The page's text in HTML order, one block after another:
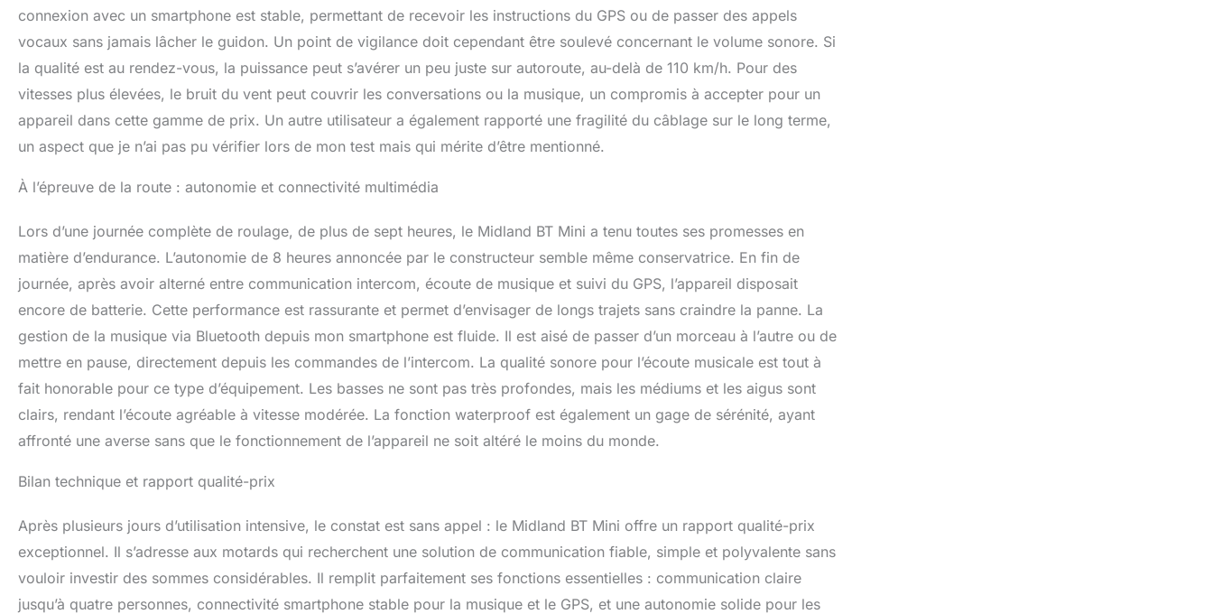
connexion avec un smartphone est stable, permettant de recevoir les instructions du GPS ou de passer des appels
vocaux sans jamais lâcher le guidon. Un point de vigilance doit cependant être soulevé concernant le volume sonore. Si
la qualité est au rendez-vous, la puissance peut s’avérer un peu juste sur autoroute, au-delà de 110 km/h. Pour des
vitesses plus élevées, le bruit du vent peut couvrir les conversations ou la musique, un compromis à accepter pour un
appareil dans cette gamme de prix. Un autre utilisateur a également rapporté une fragilité du câblage sur le long terme,
un aspect que je n’ai pas pu vérifier lors de mon test mais qui mérite d’être mentionné.
À l’épreuve de la route : autonomie et connectivité multimédia
Lors d’une journée complète de roulage, de plus de sept heures, le Midland BT Mini a tenu toutes ses promesses en
matière d’endurance. L’autonomie de 8 heures annoncée par le constructeur semble même conservatrice. En fin de
journée, après avoir alterné entre communication intercom, écoute de musique et suivi du GPS, l’appareil disposait
encore de batterie. Cette performance est rassurante et permet d’envisager de longs trajets sans craindre la panne. La
gestion de la musique via Bluetooth depuis mon smartphone est fluide. Il est aisé de passer d’un morceau à l’autre ou de
mettre en pause, directement depuis les commandes de l’intercom. La qualité sonore pour l’écoute musicale est tout à
fait honorable pour ce type d’équipement. Les basses ne sont pas très profondes, mais les médiums et les aigus sont
clairs, rendant l’écoute agréable à vitesse modérée. La fonction waterproof est également un gage de sérénité, ayant
affronté une averse sans que le fonctionnement de l’appareil ne soit altéré le moins du monde.
Bilan technique et rapport qualité-prix
Après plusieurs jours d’utilisation intensive, le constat est sans appel : le Midland BT Mini offre un rapport qualité-prix
exceptionnel. Il s’adresse aux motards qui recherchent une solution de communication fiable, simple et polyvalente sans
vouloir investir des sommes considérables. Il remplit parfaitement ses fonctions essentielles : communication claire
jusqu’à quatre personnes, connectivité smartphone stable pour la musique et le GPS, et une autonomie solide pour les